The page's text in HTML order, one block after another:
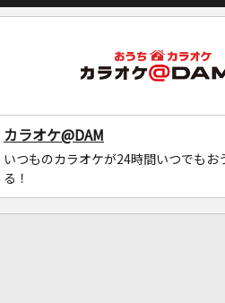
カラオケ@DAM
いつものカラオケが24時間いつでもお
る！